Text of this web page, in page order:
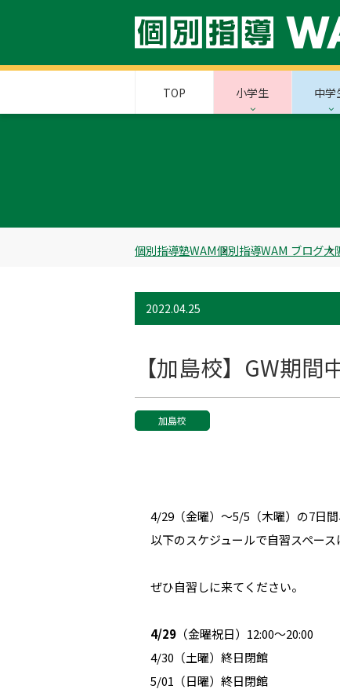
TOP 小学生 中学
個別指導塾WAM個別指導WAM ブログ大
2022.04.25
【加島校】GW期
加島校
4/29（金曜）～5/5（木曜）の7日
以下のスケジュールで自習スペース
ぜひ自習しに来てください。
4/29 （金曜祝日）12:00～20:00
4/30（土曜）終日閉館
5/01（日曜）終日閉館